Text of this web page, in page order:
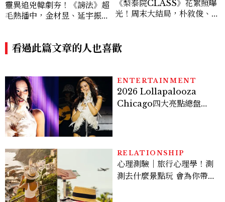
靈異追兇韓劇夯！《謗法》超
毛熱播中，金材昱、延宇振、
《梨泰院CLASS》花絮照曝
光！周末大結局，朴敘俊、金
看過此篇文章的人也喜歡
ENTERTAINMENT
2026 Lollapalooza
Chicago四大亮點總盤
RELATIONSHIP
心理測驗｜旅行心理學！測
測去什麼景點玩 會為你帶來